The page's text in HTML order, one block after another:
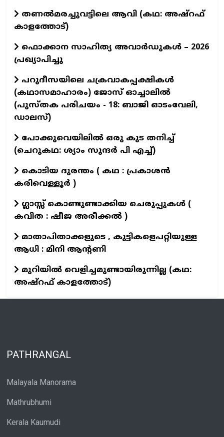
തണൽമരച്ചുവട്ടിലെ ആവി (കഥ: അഷ്‌റഫ്
കാളത്തോട്)
ഫൊക്കാന സാഹിത്യ അവാർഡുകൾ – 2026
പ്രഖ്യാപിച്ചു
പറുദീസയിലെ ചക്രവാകപ്പക്ഷികൾ
(കഥാസമാഹാരം) ജോസ് ഓച്ചാലിൽ
(പുസ്തക പരിചയം - 18: ബാജി ഓടംവേലി,
ഡാലസ്)
പോക്കുവെയിലിൽ ഒരു കുട തനിച്ച്
(ചെറുകഥ: ശ്യാം സുന്ദര്‍ പി എച്ച്)
കൊടിയ ദുരന്തം ( കഥ : പ്രകാശൻ
കരിവെള്ളൂർ )
ഗ്ലാസ്സ് കൊണ്ടുണ്ടാക്കിയ ചെരുപ്പുകൾ (
കവിത : ഷീജ അരീക്കൽ )
മാതാപിതാക്കളുടെ , കുട്ടികളെപറ്റിയുള്ള
ആധി : മിനി ആന്റണി
മുറിയിൽ വെളിച്ചമുണ്ടായിരുന്നില്ല (കഥ:
അഷ്റഫ് കാളത്തോട്)
PATHRANGAL
Malayala Manorama
Mathrubhumi
Kerala Kaumudi